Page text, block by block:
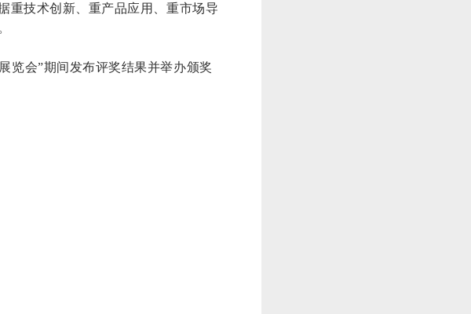
重技术创新、重产品应用、重市场导
览会”期间发布评奖结果并举办颁奖